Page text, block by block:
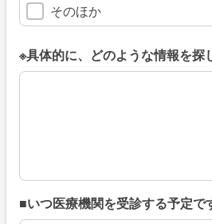
そのほか
※具体的に、どのような情報を探
※具体的に、どのような情報を探
■いつ医療機関を受診する予定で